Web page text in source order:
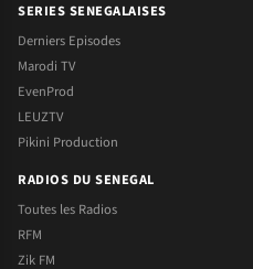
SERIES SENEGALAISES
Derniers Episodes
Marodi TV
EvenProd
LEUZTV
Pikini Production
RADIOS DU SENEGAL
Toutes les Radios
RFM
Zik FM